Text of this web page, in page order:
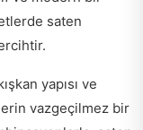
saten
yapısı ve
vazgeçilmez bir